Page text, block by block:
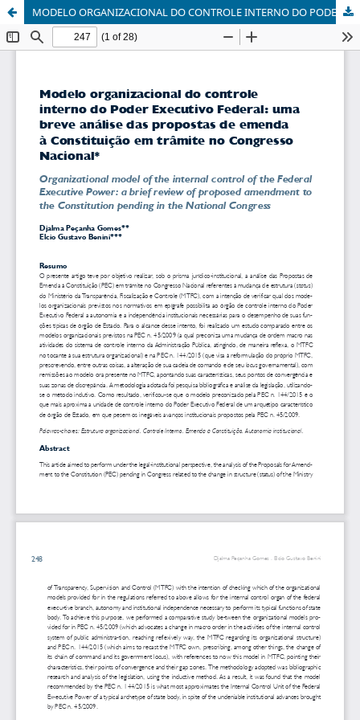
MODELO ORGANIZACIONAL DO CONTROLE INTERNO DO PODER EXECUTIVO FEDERAL: UMA BREVE ANÁLISE DAS PROPOSTAS DE EMENDA À CONSTITUIÇÃO EM TRÂMITE NO CONGRESSO NACIONAL.